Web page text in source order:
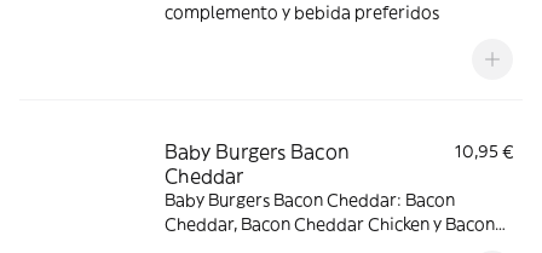
complemento y bebida preferidos
Baby Burgers Bacon
Cheddar
10,95 €
Baby Burgers Bacon Cheddar: Bacon
Cheddar, Bacon Cheddar Chicken y Bacon